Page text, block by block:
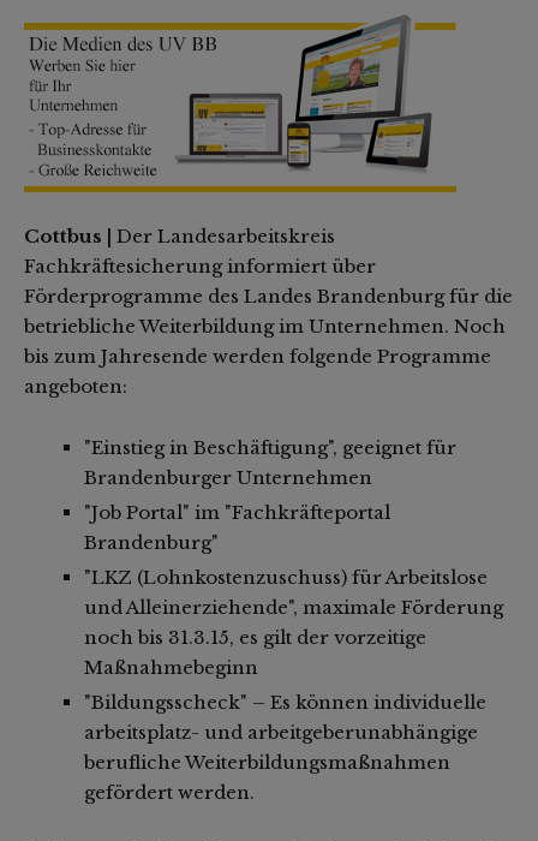
Cottbus |
Der Landesarbeitskreis
Fachkräftesicherung informiert über
Förderprogramme des Landes Brandenburg für die
betriebliche Weiterbildung im Unternehmen. Noch
bis zum Jahresende werden folgende Programme
angeboten:
"Einstieg in Beschäftigung", geeignet für
Brandenburger Unternehmen
"Job Portal" im "Fachkräfteportal
Brandenburg"
"LKZ (Lohnkostenzuschuss) für Arbeitslose
und Alleinerziehende", maximale Förderung
noch bis 31.3.15, es gilt der vorzeitige
Maßnahmebeginn
"Bildungsscheck" – Es können individuelle
arbeitsplatz- und arbeitgeberunabhängige
berufliche Weiterbildungsmaßnahmen
gefördert werden.